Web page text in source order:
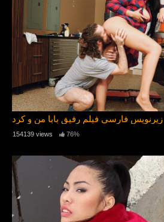
زیرنویس فارسی فیلم رفیق بابا من و کرد
154139 views 76%